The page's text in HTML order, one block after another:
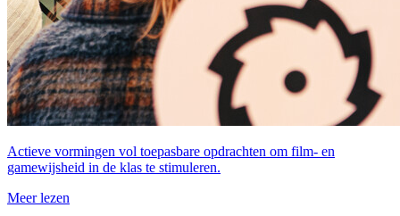
Actieve vormingen vol toepasbare opdrachten om film- en
gamewijsheid in de klas te stimuleren.
Meer lezen